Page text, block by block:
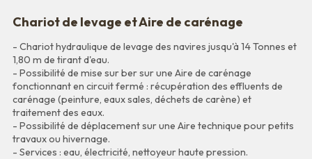
Chariot de levage et Aire de carénage
- Chariot hydraulique de levage des navires jusqu'à 14 Tonnes et
1,80 m de tirant d'eau.
- Possibilité de mise sur ber sur une Aire de carénage
fonctionnant en circuit fermé : récupération des effluents de
carénage (peinture, eaux sales, déchets de carène) et
traitement des eaux.
- Possibilité de déplacement sur une Aire technique pour petits
travaux ou hivernage.
- Services : eau, électricité, nettoyeur haute pression.